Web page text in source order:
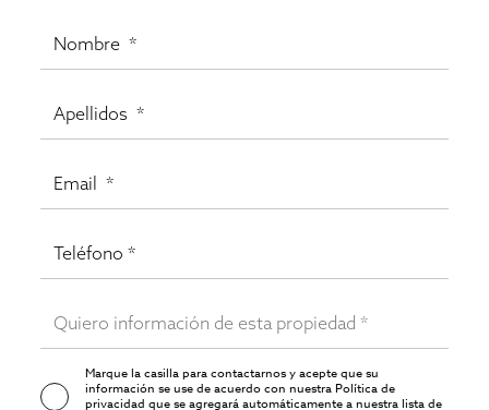
Marque la casilla para contactarnos y acepte que su
información se use de acuerdo con nuestraPolítica de
privacidadque se agregará automáticamente a nuestra lista de